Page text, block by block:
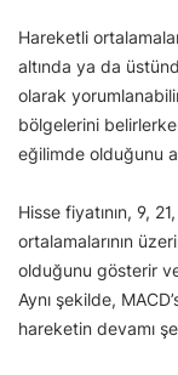
Hareketli
altında ya da
olarak
bölgelerini
eğilimde olduğunu
Hisse fiyatının, 9,
ortalamalarının
olduğunu gösterir
Aynı şekilde,
hareketin devamı